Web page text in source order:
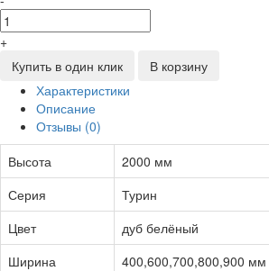
+
Купить в один клик
В корзину
Характеристики
Описание
Отзывы (0)
Высота
2000 мм
Серия
Турин
Цвет
дуб белёный
Ширина
400,600,700,800,900 мм